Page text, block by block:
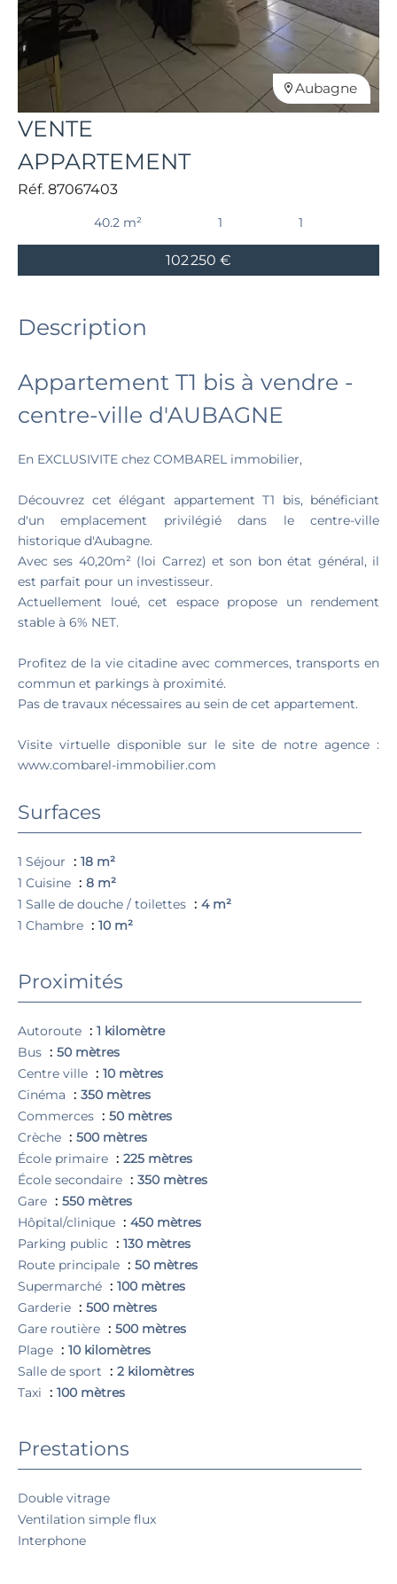
Aubagne
VENTE
APPARTEMENT
Réf. 87067403
40.2 m² 1 1
102 250 €
Description
Appartement T1 bis à vendre -
centre-ville d'AUBAGNE
En EXCLUSIVITE chez COMBAREL immobilier,
Découvrez cet élégant appartement T1 bis, bénéficiant
d'un emplacement privilégié dans le centre-ville
historique d'Aubagne.
Avec ses 40,20m² (loi Carrez) et son bon état général, il
est parfait pour un investisseur.
Actuellement loué, cet espace propose un rendement
stable à 6% NET.
Profitez de la vie citadine avec commerces, transports en
commun et parkings à proximité.
Pas de travaux nécessaires au sein de cet appartement.
Visite virtuelle disponible sur le site de notre agence :
www.combarel-immobilier.com
Surfaces
1 Séjour
18 m²
1 Cuisine
8 m²
1 Salle de douche / toilettes
4 m²
1 Chambre
10 m²
Proximités
Autoroute
1 kilomètre
Bus
50 mètres
Centre ville
10 mètres
Cinéma
350 mètres
Commerces
50 mètres
Crèche
500 mètres
École primaire
225 mètres
École secondaire
350 mètres
Gare
550 mètres
Hôpital/clinique
450 mètres
Parking public
130 mètres
Route principale
50 mètres
Supermarché
100 mètres
Garderie
500 mètres
Gare routière
500 mètres
Plage
10 kilomètres
Salle de sport
2 kilomètres
Taxi
100 mètres
Prestations
Double vitrage
Ventilation simple flux
Interphone